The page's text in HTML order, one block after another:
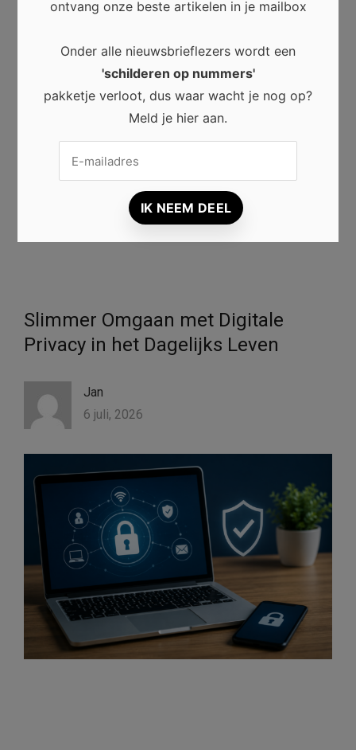
ontmoetingsplaats voor kunstenaars, verzamelaars en
stimuleren culturele activiteiten en maken kunst
toegankelijk voor een breed publiek.
Daarnaast zorgen persoonlijke ontmoetingen,
ervoor dat bezoekers kunst op een diepere manier
beleven. Wie regelmatig een galerie bezoekt, ontdekt
niet alleen bijzondere kunstwerken, maar draagt ook bij
aan een levendige en creatieve kunstwereld.
Slimmer Omgaan met Digitale
Privacy in het Dagelijks Leven
Jan
6 juli, 2026
ontvang onze beste artikelen in je mailbox
Onder alle nieuwsbrieflezers wordt een
'schilderen op nummers'
pakketje verloot, dus waar wacht je nog op?
Meld je hier aan.